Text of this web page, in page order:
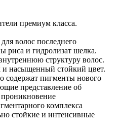
премиум класса.
волос последнего
риса и гидролизат шелка.
структуру волос.
и насыщенный стойкий цвет.
содержат пигменты нового
представление об
комплекса
стойкие и интенсивные